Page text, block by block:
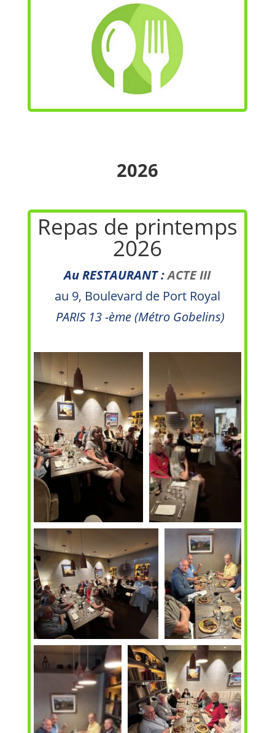
2026
Repas de printemps
2026
Au RESTAURANT :ACTE III
au 9, Boulevard de Port Royal
PARIS 13 -ème (Métro Gobelins)